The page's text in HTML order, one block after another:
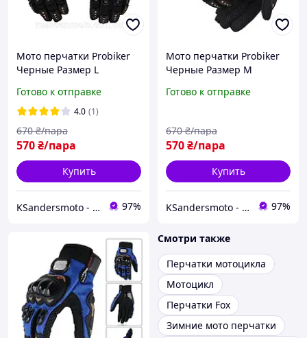
Мото перчатки Probiker
Черные Размер L
Готово к отправке
4.0 (1)
570₴/пара
670 ₴/пара
Купить
KSandersmoto - Интернет магазин мотоэкипировки и мотоаксессуаров 97%
Мото перчатки Probiker
Черные Размер M
Готово к отправке
570₴/пара
670 ₴/пара
Купить
KSandersmoto - Интернет магазин мотоэкипировки и мотоаксессуаров 97%
Смотри также
Перчатки мотоцикла
Мотоцикл
Перчатки Fox
Зимние мото перчатки